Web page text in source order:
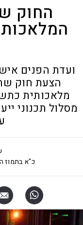
החוק
ועדת הפנים
הצעת חוק
מלאכותית
מסלול תכנוני
כ"א בתמוז